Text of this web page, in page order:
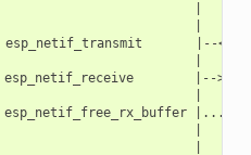
|
esp_netif_transmit       |--
|--
|